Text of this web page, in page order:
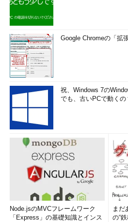
ークに接続されているノードのうち、
あって、新しいブロックを「
きたノードが自動的に行う。
Bitcoinで新しいブロックをマイニン
全体のノードの51％以上の計算能力が
いる。これを「
を乗っ取ってしまわないようにするた
きれば、不正なマイニングを行うシス
を見つけることができ、ネットワー
実際のマイニングでは、トランザク
ック用のひな型を作り、そのハッシ
「nonce（number used once）
」と
更させながら、ハッシュ値がある状態
Google Chromeの「拡
祝、Windows 7の
でも、古いPCで動くの
Node.jsのMVCフレームワーク
「Express」の基礎知識とインス
まだ
の“